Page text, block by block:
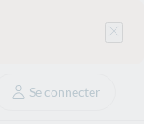
Se connecter